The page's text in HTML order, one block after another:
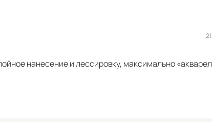
нанесение и лессировку, максимально